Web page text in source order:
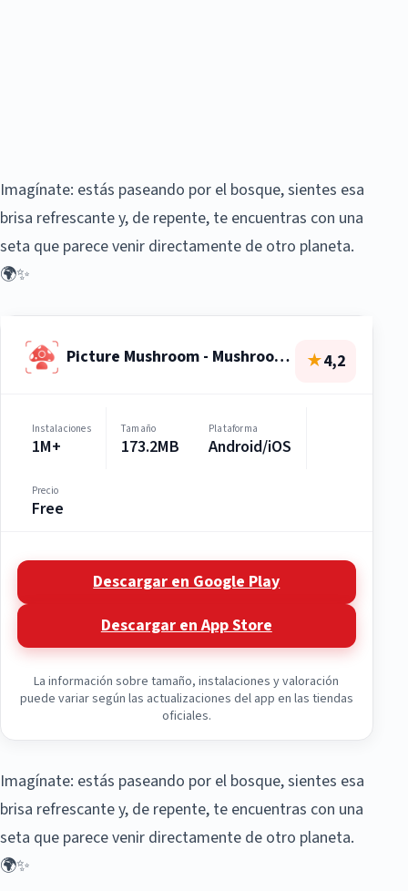
Imagínate: estás paseando por el bosque, sientes esa
brisa refrescante y, de repente, te encuentras con una
seta que parece venir directamente de otro planeta.
🌍✨
Picture Mushroom - Mushroom ID ★4,2
Instalaciones
1M+
Tamaño
173.2MB
Plataforma
Android/iOS
Precio
Free
Descargar en Google Play
Descargar en App Store
La información sobre tamaño, instalaciones y valoración
puede variar según las actualizaciones del app en las tiendas
oficiales.
Imagínate: estás paseando por el bosque, sientes esa
brisa refrescante y, de repente, te encuentras con una
seta que parece venir directamente de otro planeta.
🌍✨